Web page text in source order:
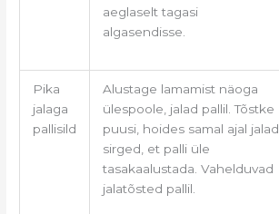
aeglaselt tagasi
algasendisse.
Pika
jalaga
pallisild
Alustage lamamist näoga
ülespoole, jalad pallil. Tõstke
puusi, hoides samal ajal jalad
sirged, et palli üle
tasakaalustada. Vahelduvad
jalatõsted pallil.